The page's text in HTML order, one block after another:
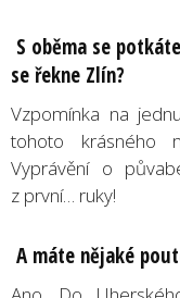
S oběma se
se řekne Zlín?
Vzpomínka na
tohoto krásného
Vyprávění o
z první… ruky!
A máte nějaké